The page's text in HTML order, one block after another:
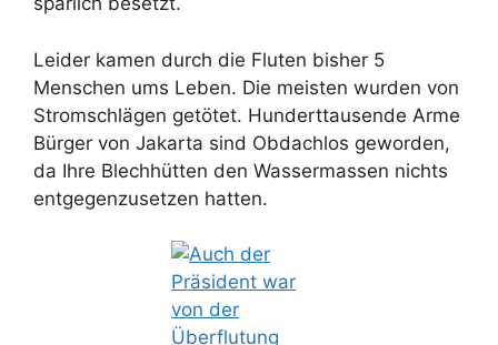
Leider kamen durch die Fluten bisher 5
Menschen ums Leben. Die meisten wurden von
Stromschlägen getötet. Hunderttausende Arme
Bürger von Jakarta sind Obdachlos geworden,
da Ihre Blechhütten den Wassermassen nichts
entgegenzusetzen hatten.